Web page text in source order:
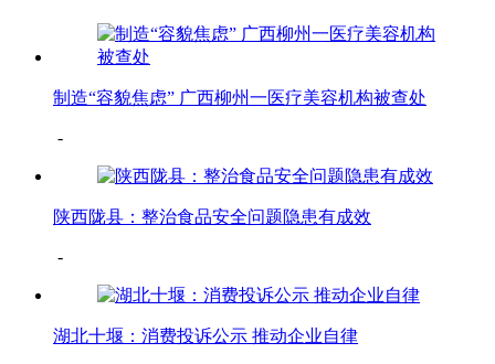
制造“容貌焦虑” 广西柳州一医疗美容机构被查处
-
陕西陇县：整治食品安全问题隐患有成效
-
湖北十堰：消费投诉公示 推动企业自律